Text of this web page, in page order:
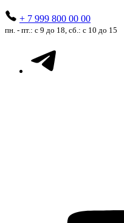
+ 7 999 800 00 00
пн. - пт.: с 9 до 18, сб.: с 10 до 15